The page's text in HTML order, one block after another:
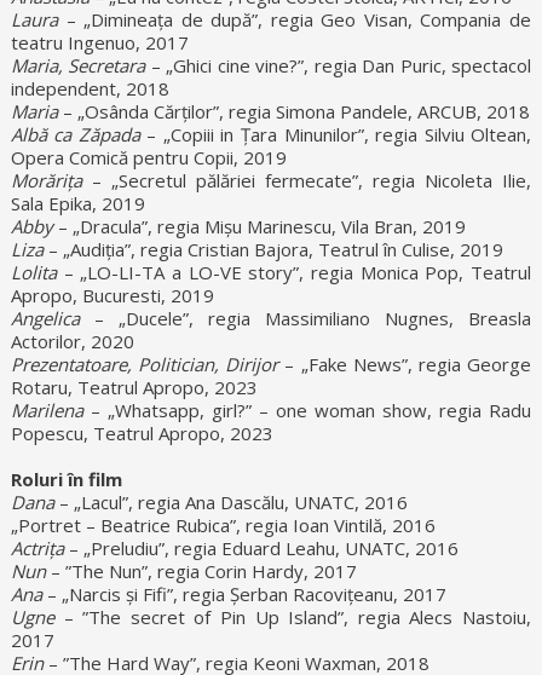
Laura– „Dimineața de după”, regia Geo Visan, Compania de
teatru Ingenuo, 2017
Maria, Secretara– „Ghici cine vine?”, regia Dan Puric, spectacol
independent, 2018
Maria– „Osânda Cărților”, regia Simona Pandele, ARCUB, 2018
Albă ca Zăpada– „Copiii in Țara Minunilor”, regia Silviu Oltean,
Opera Comică pentru Copii, 2019
Morărița– „Secretul pălăriei fermecate”, regia Nicoleta Ilie,
Sala Epika, 2019
Abby– „Dracula”, regia Mișu Marinescu, Vila Bran, 2019
Liza – „Audiția”, regia Cristian Bajora, Teatrul în Culise, 2019
Lolita– „LO-LI-TA a LO-VE story”, regia Monica Pop, Teatrul
Apropo, Bucuresti, 2019
Angelica– „Ducele”, regia Massimiliano Nugnes, Breasla
Actorilor, 2020
Prezentatoare, Politician, Dirijor– „Fake News”, regia George
Rotaru, Teatrul Apropo, 2023
Marilena– „Whatsapp, girl?” – one woman show, regia Radu
Popescu, Teatrul Apropo, 2023
Roluri în film
Dana– „Lacul”, regia Ana Dascălu, UNATC, 2016
„Portret – Beatrice Rubica”, regia Ioan Vintilă, 2016
Actrița– „Preludiu”, regia Eduard Leahu, UNATC, 2016
Nun– ”The Nun”, regia Corin Hardy, 2017
Ana– „Narcis și Fifi”, regia Șerban Racovițeanu, 2017
Ugne– ”The secret of Pin Up Island”, regia Alecs Nastoiu,
2017
Erin– ”The Hard Way”, regia Keoni Waxman, 2018